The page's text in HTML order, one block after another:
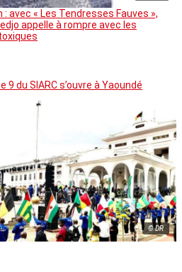
: avec « Les Tendresses Fauves »,
appelle à rompre avec les
9 du SIARC s’ouvre à Yaoundé
© DR